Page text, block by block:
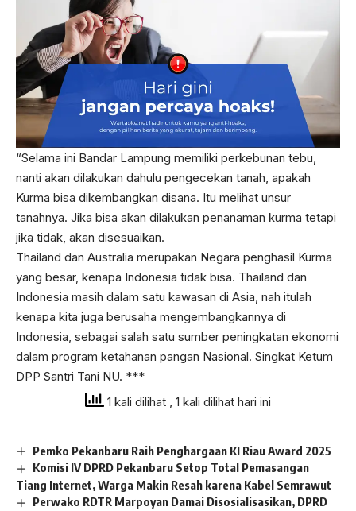
“Selama ini Bandar Lampung memiliki perkebunan tebu,
nanti akan dilakukan dahulu pengecekan tanah, apakah
Kurma bisa dikembangkan disana. Itu melihat unsur
tanahnya. Jika bisa akan dilakukan penanaman kurma tetapi
jika tidak, akan disesuaikan.
Thailand dan Australia merupakan Negara penghasil Kurma
yang besar, kenapa Indonesia tidak bisa. Thailand dan
Indonesia masih dalam satu kawasan di Asia, nah itulah
kenapa kita juga berusaha mengembangkannya di
Indonesia, sebagai salah satu sumber peningkatan ekonomi
dalam program ketahanan pangan Nasional. Singkat Ketum
DPP Santri Tani NU. ***
1 kali dilihat
, 1 kali dilihat hari ini
Pemko Pekanbaru Raih Penghargaan KI Riau Award 2025
Komisi IV DPRD Pekanbaru Setop Total Pemasangan
Tiang Internet, Warga Makin Resah karena Kabel Semrawut
Perwako RDTR Marpoyan Damai Disosialisasikan, DPRD